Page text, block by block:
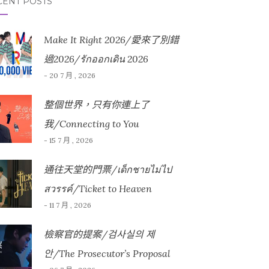
Make It Right 2026/愛來了別錯
過2026/รักออกเดิน 2026
- 20 7 月 , 2026
整個世界，只有你連上了
我/Connecting to You
- 15 7 月 , 2026
通往天堂的門票/เด็กชายไม่ไป
สวรรค์/Ticket to Heaven
- 11 7 月 , 2026
檢察官的提案/검사실의 제
안/The Prosecutor’s Proposal